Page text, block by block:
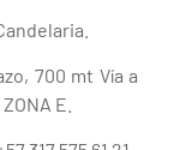
700 mt Vía a
E.